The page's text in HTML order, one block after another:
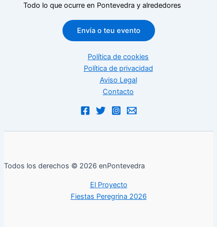
Todo lo que ocurre en Pontevedra y alrededores
Envía o teu evento
Política de cookies
Política de privacidad
Aviso Legal
Contacto
Todos los derechos © 2026 enPontevedra
El Proyecto
Fiestas Peregrina 2026